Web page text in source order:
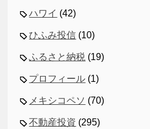
ハワイ (42)
ひふみ投信 (10)
ふるさと納税 (19)
プロフィール (1)
メキシコペソ (70)
不動産投資 (295)